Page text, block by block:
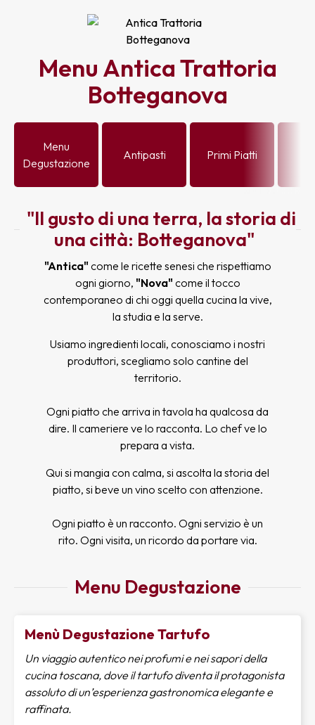
Menu Antica Trattoria
Botteganova
Menu
Degustazione
Antipasti Primi Piatti
"Il gusto di una terra, la storia di
una città: Botteganova"
"Antica"come le ricette senesi che rispettiamo
ogni giorno, "Nova"come il tocco
contemporaneo di chi oggi quella cucina la vive,
la studia e la serve.
Usiamo ingredienti locali, conosciamo i nostri
produttori, scegliamo solo cantine del
territorio.
Ogni piatto che arriva in tavola ha qualcosa da
dire. Il cameriere ve lo racconta. Lo chef ve lo
prepara a vista.
Qui si mangia con calma, si ascolta la storia del
piatto, si beve un vino scelto con attenzione.
Ogni piatto è un racconto. Ogni servizio è un
rito. Ogni visita, un ricordo da portare via.
Menu Degustazione
Menù Degustazione Tartufo
Un viaggio autentico nei profumi e nei sapori della
cucina toscana, dove il tartufo diventa il protagonista
assoluto di un’esperienza gastronomica elegante e
raffinata.